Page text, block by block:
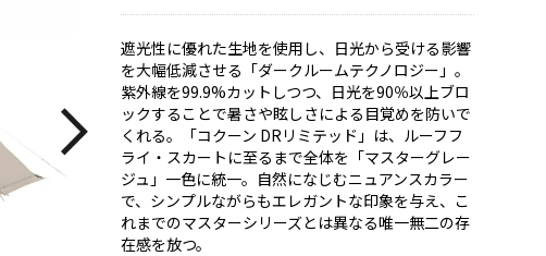
遮光性に優れた生地を使用し、日光から受ける影響
を大幅低減させる「ダークルームテクノロジー」。
紫外線を99.9%カットしつつ、日光を90％以上ブロ
ックすることで暑さや眩しさによる目覚めを防いで
くれる。「コクーン DRリミテッド」は、ルーフフ
ライ・スカートに至るまで全体を「マスターグレー
ジュ」一色に統一。自然になじむニュアンスカラー
で、シンプルながらもエレガントな印象を与え、こ
れまでのマスターシリーズとは異なる唯一無二の存
在感を放つ。